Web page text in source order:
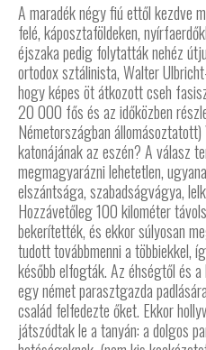
A maradék négy fiú ettől kezdve
felé, káposztaföldeken,
éjszaka pedig folytatták nehéz
ortodox sztálinista, Walter
hogy képes öt átkozott cseh
20 000 fős és az időközben
Németországban
katonájának az eszén? A válasz
megmagyarázni lehetetlen,
elszántsága, szabadságvágya,
Hozzávetőleg 100 kilométer
bekerítették, és ekkor súlyosan
tudott továbbmenni a többiekkel,
később elfogták. Az éhségtől és
egy német parasztgazda
család felfedezte őket. Ekkor
játszódtak le a tanyán: a dolgos